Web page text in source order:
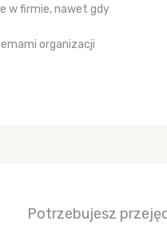
w firmie, nawet gdy
organizacji
Potrzebujesz